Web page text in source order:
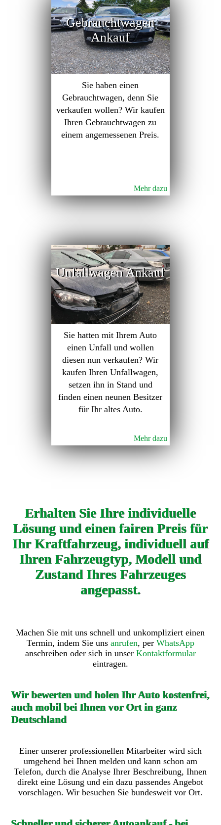
Gebrauchtwagen
Ankauf
Sie haben einen
Gebrauchtwagen, denn Sie
verkaufen wollen? Wir kaufen
Ihren Gebrauchtwagen zu
einem angemessenen Preis.
Mehr dazu
Unfallwagen Ankauf
Sie hatten mit Ihrem Auto
einen Unfall und wollen
diesen nun verkaufen? Wir
kaufen Ihren Unfallwagen,
setzen ihn in Stand und
finden einen neunen Besitzer
für Ihr altes Auto.
Mehr dazu
Erhalten Sie Ihre individuelle
Lösung und einen fairen Preis für
Ihr Kraftfahrzeug, individuell auf
Ihren Fahrzeugtyp, Modell und
Zustand Ihres Fahrzeuges
angepasst.
Machen Sie mit uns schnell und unkompliziert einen
Termin, indem Sie uns anrufen, per WhatsApp
anschreiben oder sich in unser Kontaktformular
eintragen.
Wir bewerten und holen Ihr Auto kostenfrei,
auch mobil bei Ihnen vor Ort in ganz
Deutschland
Einer unserer professionellen Mitarbeiter wird sich
umgehend bei Ihnen melden und kann schon am
Telefon, durch die Analyse Ihrer Beschreibung, Ihnen
direkt eine Lösung und ein dazu passendes Angebot
vorschlagen. Wir besuchen Sie bundesweit vor Ort.